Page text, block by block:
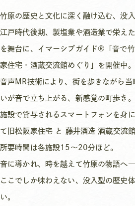
竹原の歴史と文化に深く融け込む、没
江戸時代後期、製塩業や酒造業で栄え
を舞台に、イマーシブガイド®︎「音で
家住宅・酒蔵交流館めぐり」を開催中。
音声MR技術により、街を歩きながら
いが音で立ち上がる、新感覚の町歩き。
施設で貸与されるスマートフォンを身
て旧松阪家住宅 と 藤井酒造 酒蔵交流
所要時間は各施設15〜20分ほど。
音に導かれ、時を越えて竹原の物語
ここでしか味わえない、没入型の歴史
い。